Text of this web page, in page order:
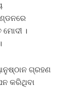
।
ଗ୍ରହଣ
କରିଥିବା